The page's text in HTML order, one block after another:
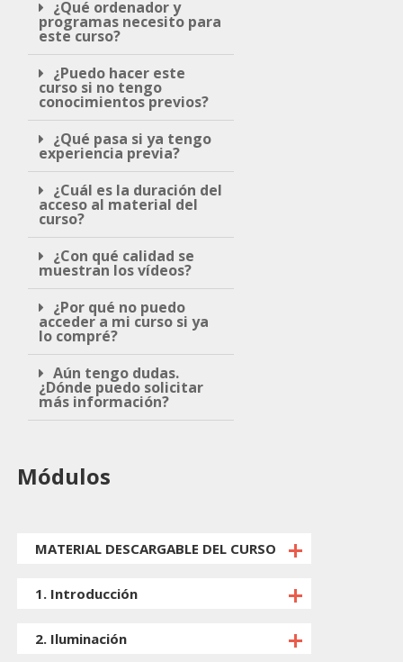
¿Qué ordenador y
programas necesito para
este curso?
¿Puedo hacer este
curso si no tengo
conocimientos previos?
¿Qué pasa si ya tengo
experiencia previa?
¿Cuál es la duración del
acceso al material del
curso?
¿Con qué calidad se
muestran los vídeos?
¿Por qué no puedo
acceder a mi curso si ya
lo compré?
Aún tengo dudas.
¿Dónde puedo solicitar
más información?
Módulos
MATERIAL DESCARGABLE DEL CURSO
1. Introducción
2. Iluminación